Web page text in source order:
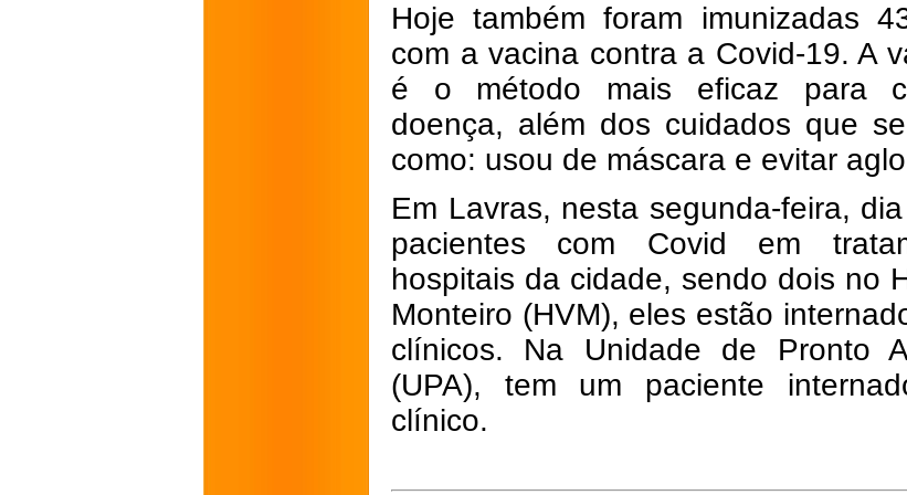
Hoje também foram imunizadas
com a vacina contra a Covid-19. A
é o método mais eficaz para
doença, além dos cuidados que
como: usou de máscara e evitar
Em Lavras, nesta segunda-feira,
pacientes com Covid em
hospitais da cidade, sendo dois no
Monteiro (HVM), eles estão
clínicos. Na Unidade de Pronto
(UPA), tem um paciente
clínico.